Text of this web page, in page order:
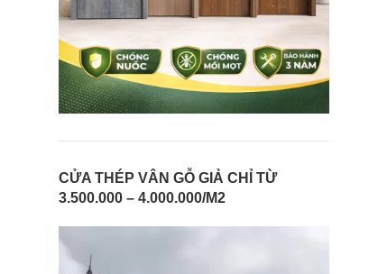
CỬA THÉP VÂN GỖ GIẢ CHỈ TỪ
3.500.000 – 4.000.000/M2